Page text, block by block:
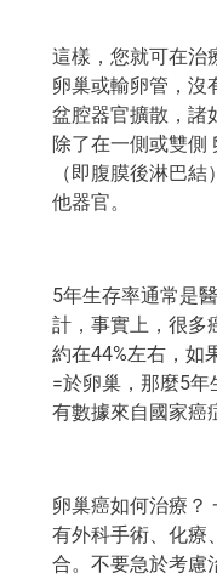
這樣，您就可在治
卵巢或輸卵管，沒
盆腔器官擴散，諸
除了在一側或雙側
（即腹膜後淋巴
他器官。
5年生存率通常是
計，事實上，很多
約在44%左右，如
=於卵巢，那麼5
有數據來自國家癌
卵巢癌如何治療？
有外科手術、化療
合。不要急於考慮